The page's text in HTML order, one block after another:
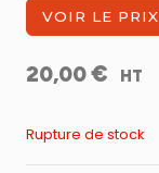
VOIR LE
20,00€ HT
Rupture de stock